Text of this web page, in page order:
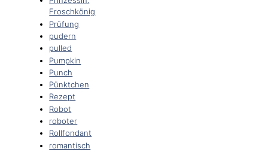
Froschkönig
Prüfung
pudern
pulled
Pumpkin
Punch
Pünktchen
Rezept
Robot
roboter
Rollfondant
romantisch